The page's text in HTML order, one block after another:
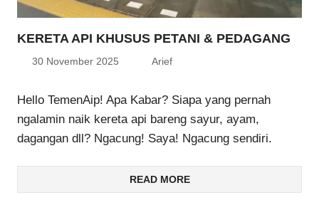
KERETA API KHUSUS PETANI & PEDAGANG
30 November 2025 Arief
Hello TemenAip! Apa Kabar? Siapa yang pernah
ngalamin naik kereta api bareng sayur, ayam,
dagangan dll? Ngacung! Saya! Ngacung sendiri.
READ MORE